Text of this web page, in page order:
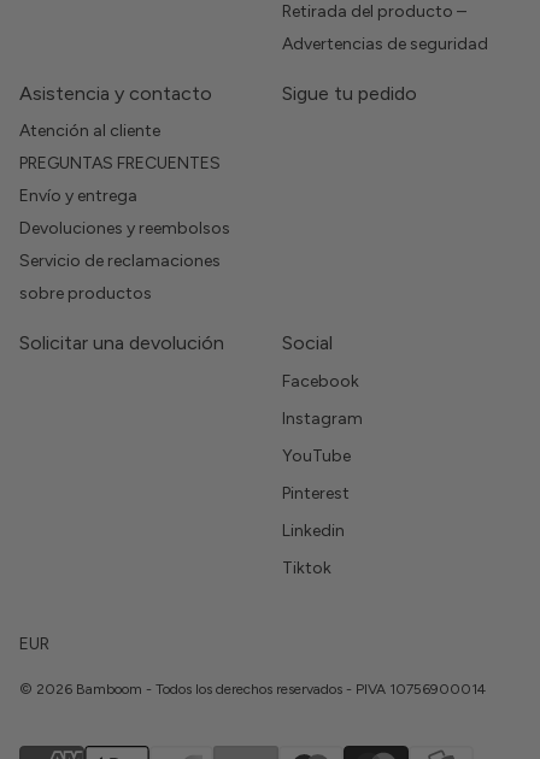
Retirada del producto –
Advertencias de seguridad
Asistencia y contacto
Atención al cliente
PREGUNTAS FRECUENTES
Envío y entrega
Devoluciones y reembolsos
Servicio de reclamaciones
sobre productos
Sigue tu pedido
Solicitar una devolución Social
Facebook
Instagram
YouTube
Pinterest
Linkedin
Tiktok
EUR
© 2026 Bamboom - Todos los derechos reservados - PIVA 10756900014